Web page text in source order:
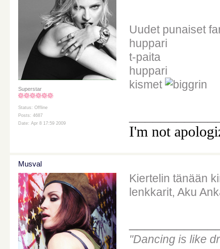
Superstar
Status: Offline
Posts: 4687
Date: Apr 8 17:59 2009
Uudet punaiset
huppari
t-paita
huppari
kismet
I'm not
Musval
Kiertelin tänään
lenkkarit, Aku
"Dancing is like